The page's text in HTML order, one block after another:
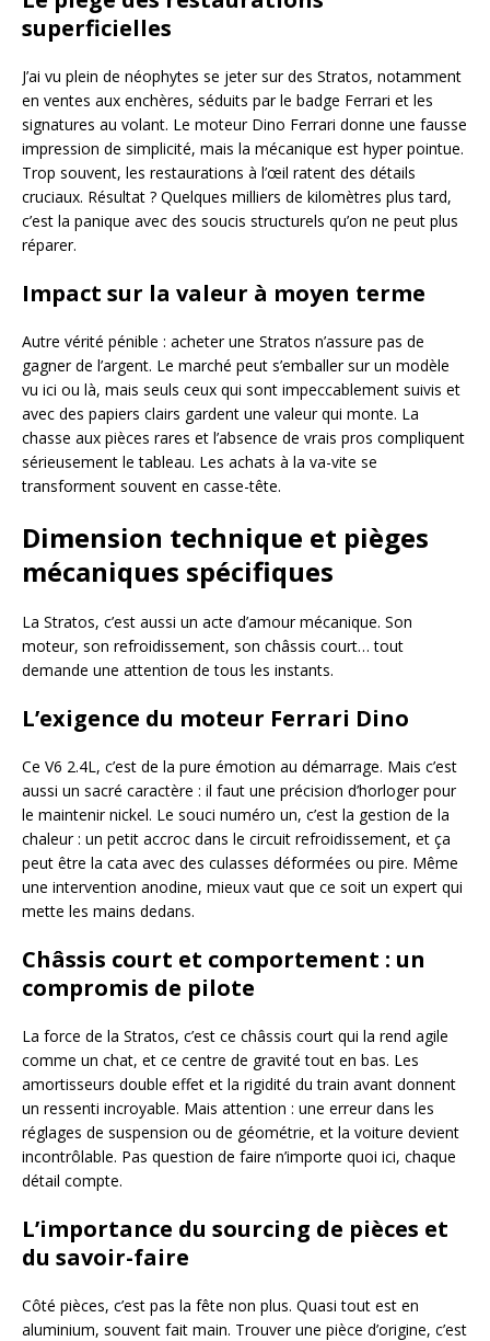
superficielles
J’ai vu plein de néophytes se jeter sur des Stratos, notamment
en ventes aux enchères, séduits par le badge Ferrari et les
signatures au volant. Le moteur Dino Ferrari donne une fausse
impression de simplicité, mais la mécanique est hyper pointue.
Trop souvent, les restaurations à l’œil ratent des détails
cruciaux. Résultat ? Quelques milliers de kilomètres plus tard,
c’est la panique avec des soucis structurels qu’on ne peut plus
réparer.
Impact sur la valeur à moyen terme
Autre vérité pénible : acheter une Stratos n’assure pas de
gagner de l’argent. Le marché peut s’emballer sur un modèle
vu ici ou là, mais seuls ceux qui sont impeccablement suivis et
avec des papiers clairs gardent une valeur qui monte. La
chasse aux pièces rares et l’absence de vrais pros compliquent
sérieusement le tableau. Les achats à la va-vite se
transforment souvent en casse-tête.
Dimension technique et pièges
mécaniques spécifiques
La Stratos, c’est aussi un acte d’amour mécanique. Son
moteur, son refroidissement, son châssis court… tout
demande une attention de tous les instants.
L’exigence du moteur Ferrari Dino
Ce V6 2.4L, c’est de la pure émotion au démarrage. Mais c’est
aussi un sacré caractère : il faut une précision d’horloger pour
le maintenir nickel. Le souci numéro un, c’est la gestion de la
chaleur : un petit accroc dans le circuit refroidissement, et ça
peut être la cata avec des culasses déformées ou pire. Même
une intervention anodine, mieux vaut que ce soit un expert qui
mette les mains dedans.
Châssis court et comportement : un
compromis de pilote
La force de la Stratos, c’est ce châssis court qui la rend agile
comme un chat, et ce centre de gravité tout en bas. Les
amortisseurs double effet et la rigidité du train avant donnent
un ressenti incroyable. Mais attention : une erreur dans les
réglages de suspension ou de géométrie, et la voiture devient
incontrôlable. Pas question de faire n’importe quoi ici, chaque
détail compte.
L’importance du sourcing de pièces et
du savoir-faire
Côté pièces, c’est pas la fête non plus. Quasi tout est en
aluminium, souvent fait main. Trouver une pièce d’origine, c’est